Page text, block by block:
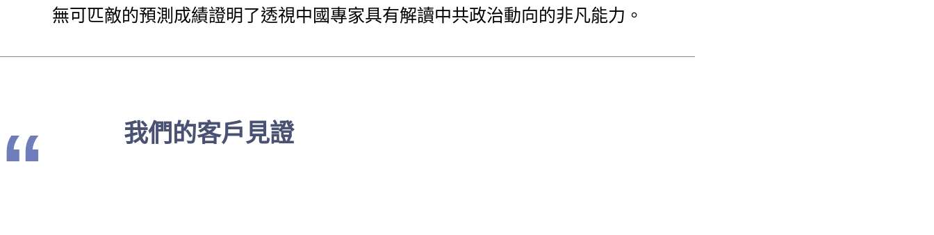
無可匹敵的預測成績證明了透視中國專家具有解讀中共政治動向的非凡能力。
我們的客戶見證
“